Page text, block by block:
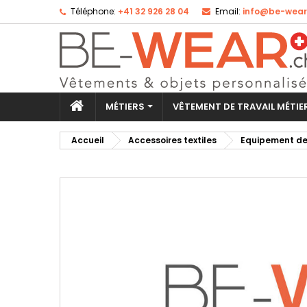
Téléphone: +41 32 926 28 04 Email: info@be-
MÉTIERS VÊTEMENT DE TRAVAIL
Accueil Accessoires textiles Equipement